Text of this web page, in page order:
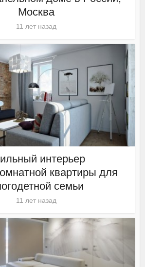
Москва
11 лет назад
интерьер
квартиры для
семьи
11 лет назад